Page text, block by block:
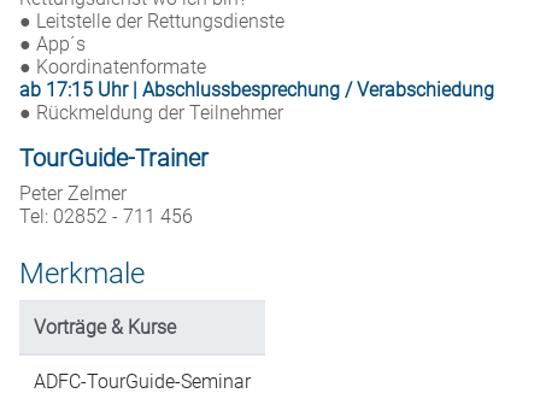
● Leitstelle der Rettungsdienste
● App´s
● Koordinatenformate
ab 17:15 Uhr | Abschlussbesprechung / Verabschiedung
● Rückmeldung der Teilnehmer
TourGuide-Trainer
Peter Zelmer
Tel: 02852 - 711 456
Merkmale
Vorträge & Kurse
ADFC-TourGuide-Seminar